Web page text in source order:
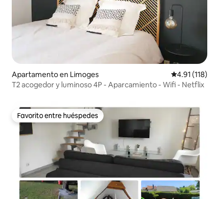
Apartamento en Limoges Calificación
4.91 (118)
T2 acogedor y luminoso 4P - Aparcamiento - Wifi - Netflix
Favorito entre huéspedes
Favorito entre huéspedes